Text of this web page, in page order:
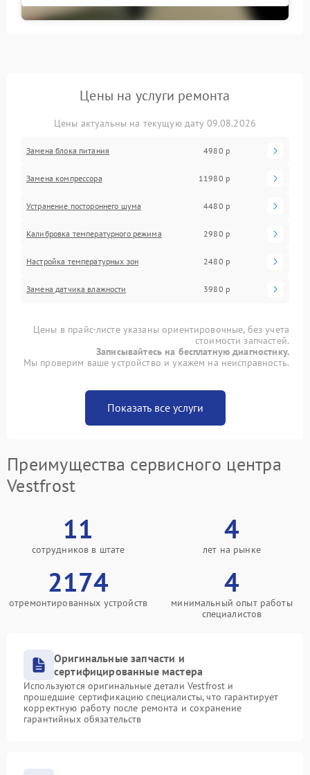
Цены на услуги ремонта
Цены актуальны на текущую дату 09.08.2026
Замена блока питания 4980 р
Замена компрессора 11980 р
Устранение постороннего шума 4480 р
Калибровка температурного режима 2980 р
Настройка температурных зон 2480 р
Замена датчика влажности 3980 р
Цены в прайс-листе указаны ориентировочные, без учета
стоимости запчастей.
Записывайтесь на бесплатную диагностику.
Мы проверим ваше устройство и укажем на неисправность.
Показать все услуги
Преимущества сервисного центра
Vestfrost
11
сотрудников в штате
4
лет на рынке
2174
отремонтированных устройств
4
минимальный опыт работы
специалистов
Оригинальные запчасти и
сертифицированные мастера
Используются оригинальные детали Vestfrost и
прошедшие сертификацию специалисты, что гарантирует
корректную работу после ремонта и сохранение
гарантийных обязательств